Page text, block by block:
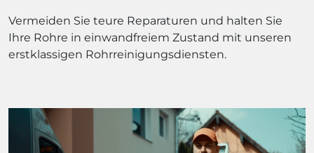
Vermeiden Sie teure Reparaturen und halten Sie
Ihre Rohre in einwandfreiem Zustand mit unseren
erstklassigen Rohrreinigungsdiensten.